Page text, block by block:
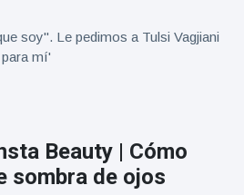
soy". Le pedimos a Tulsi Vagjiani
mí'
Beauty | Cómo
sombra de ojos